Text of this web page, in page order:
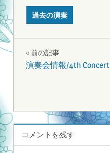
過去の演奏
投
ビ
ゲ
前の記事
演奏会情報/4th Concert
コメントを残す